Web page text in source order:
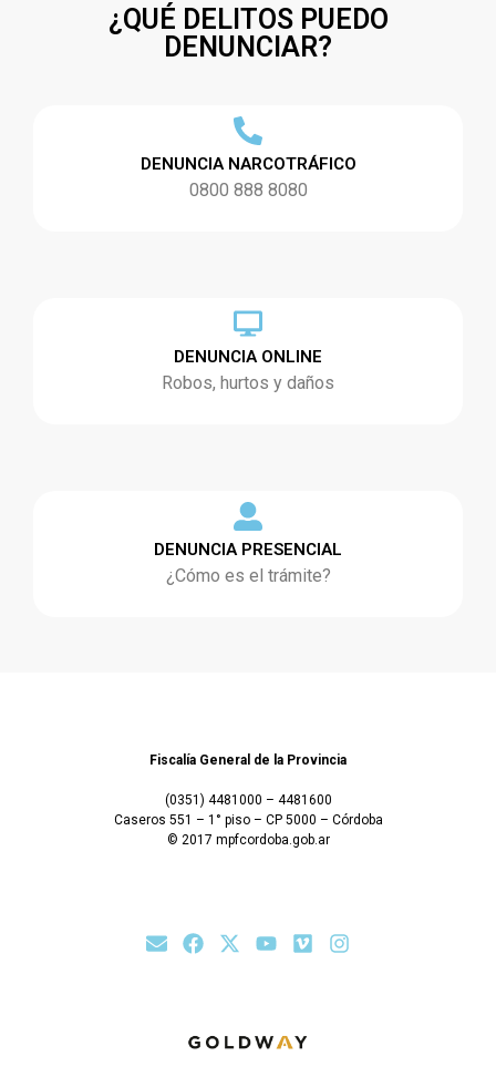
¿QUÉ DELITOS PUEDO
DENUNCIAR?
DENUNCIA NARCOTRÁFICO
0800 888 8080
DENUNCIA ONLINE
Robos, hurtos y daños
DENUNCIA PRESENCIAL
¿Cómo es el trámite?
Fiscalía General de la Provincia
(0351) 4481000 – 4481600
Caseros 551 – 1° piso – CP 5000 – Córdoba
© 2017 mpfcordoba.gob.ar